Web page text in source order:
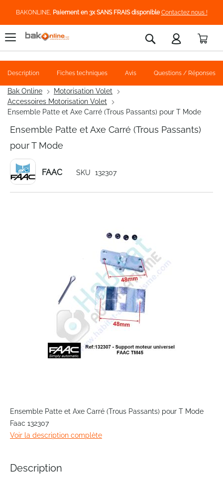
BAKONLINE, Paiement en 3x SANS FRAIS disponible Contactez nous !
Rechercher
Bak Online
Motorisation Volet
Accessoires Motorisation Volet
Ensemble Patte et Axe Carré (Trous Passants) pour T Mode
Ensemble Patte et Axe Carré (Trous Passants)
pour T Mode
FAAC SKU 132307
to
the
beginning
of
gallery
Ensemble Patte et Axe Carré (Trous Passants) pour T Mode
Faac 132307
Voir la description complète
Description Fiches techniques Avis Questions / Réponses
Description